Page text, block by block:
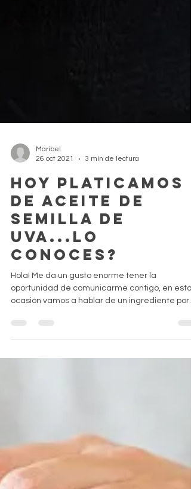
26 oct 2021
3 min de lectura
Hoy platicamos
de aceite de
semilla de
uva...lo
conoces?
Hola! Me da un gusto enorme tener la
oportunidad de comunicarme contigo, en esta